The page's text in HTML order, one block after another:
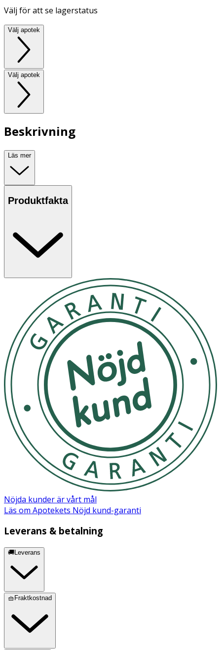
Välj för att se lagerstatus
Välj apotek
Välj apotek
Beskrivning
Läs mer
Produktfakta
Nöjda kunder är vårt mål
Läs om Apotekets Nöjd kund-garanti
Leverans & betalning
🚚Leverans
🧺Fraktkostnad